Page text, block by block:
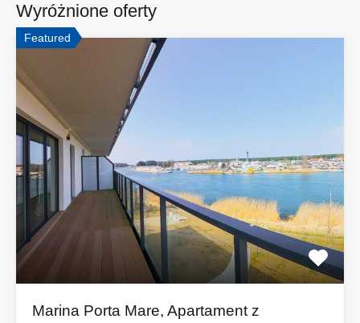
Wyróżnione oferty
Featured
Marina Porta Mare, Apartament z